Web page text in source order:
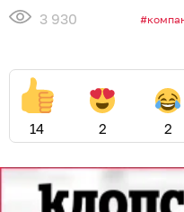
3 930
14 2 2